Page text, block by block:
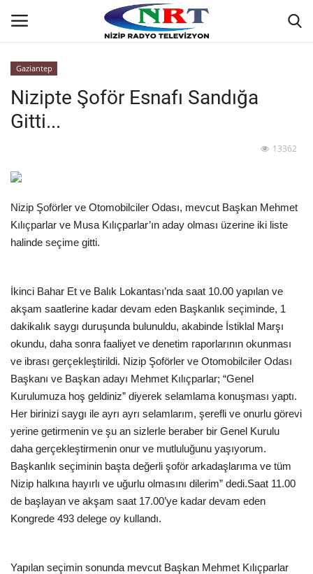
Ana
GÜNDEM
Siyaset
Ekonomi
Spor
EĞİTİM
Resmiilan
Gaziantep
Nizipte Şoför Esnafı Sandığa
Gitti...
13362
Nizip Şoförler ve Otomobilciler Odası, mevcut Başkan Mehmet
Kılıçparlar ve Musa Kılıçparlar’ın aday olması üzerine iki liste
halinde seçime gitti.
İkinci Bahar Et ve Balık Lokantası’nda saat 10.00 yapılan ve
akşam saatlerine kadar devam eden Başkanlık seçiminde, 1
dakikalık saygı duruşunda bulunuldu, akabinde İstiklal Marşı
okundu, daha sonra faaliyet ve denetim raporlarının okunması
ve ibrası gerçekleştirildi. Nizip Şoförler ve Otomobilciler Odası
Başkanı ve Başkan adayı Mehmet Kılıçparlar; “Genel
Kurulumuza hoş geldiniz” diyerek selamlama konuşması yaptı.
Her birinizi saygı ile ayrı ayrı selamlarım, şerefli ve onurlu görevi
yerine getirmenin ve şu an sizlerle beraber bir Genel Kurulu
daha gerçekleştirmenin onur ve mutluluğunu yaşıyorum.
Başkanlık seçiminin başta değerli şoför arkadaşlarıma ve tüm
Nizip halkına hayırlı ve uğurlu olmasını dilerim” dedi.Saat 11.00
de başlayan ve akşam saat 17.00’ye kadar devam eden
Kongrede 493 delege oy kullandı.
Yapılan seçimin sonunda mevcut Başkan Mehmet Kılıçparlar